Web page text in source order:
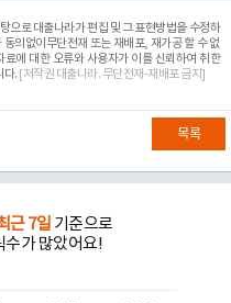
으로 대출나라가 편집 및 그 표현방법을 수정하
의없이무단전재 또는 재배포, 재가공 할 수 없
료에 대한 오류와 사용자가 이를 신뢰하여 취한
다. [저작권 대출나라. 무단전재-재배포 금지]
목록
근 7일 기준으로
수가 많았어요!